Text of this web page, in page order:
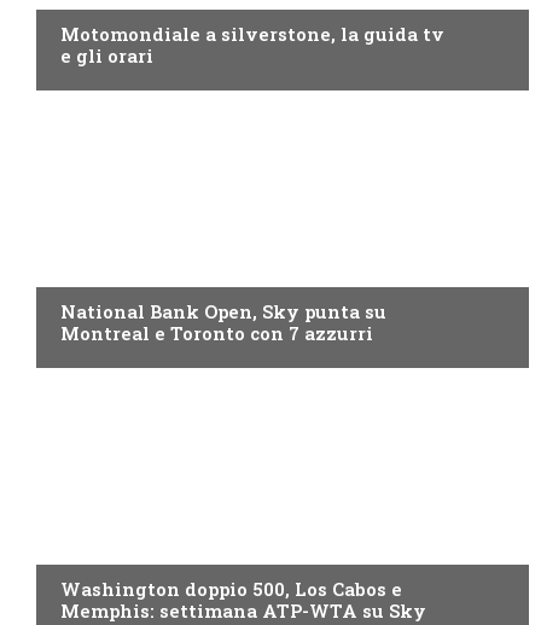
Motomondiale a silverstone, la guida tv
e gli orari
National Bank Open, Sky punta su
Montreal e Toronto con 7 azzurri
Washington doppio 500, Los Cabos e
Memphis: settimana ATP-WTA su Sky